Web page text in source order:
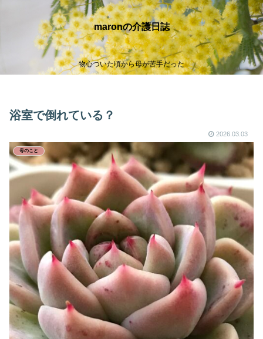
maronの介護日誌
物心ついた頃から母が苦手だった
浴室で倒れている？
2026.03.03
母のこと